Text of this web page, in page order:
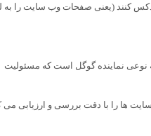
کنند (یعنی صفحات وب سایت را
نوعی نماینده گوگل است که مسئولیت
ها را با دقت بررسی و ارزیابی می